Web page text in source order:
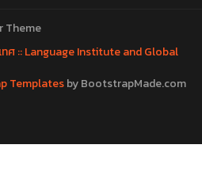
Theme
ทศ :: Language Institute and Global
Templatesby BootstrapMade.com